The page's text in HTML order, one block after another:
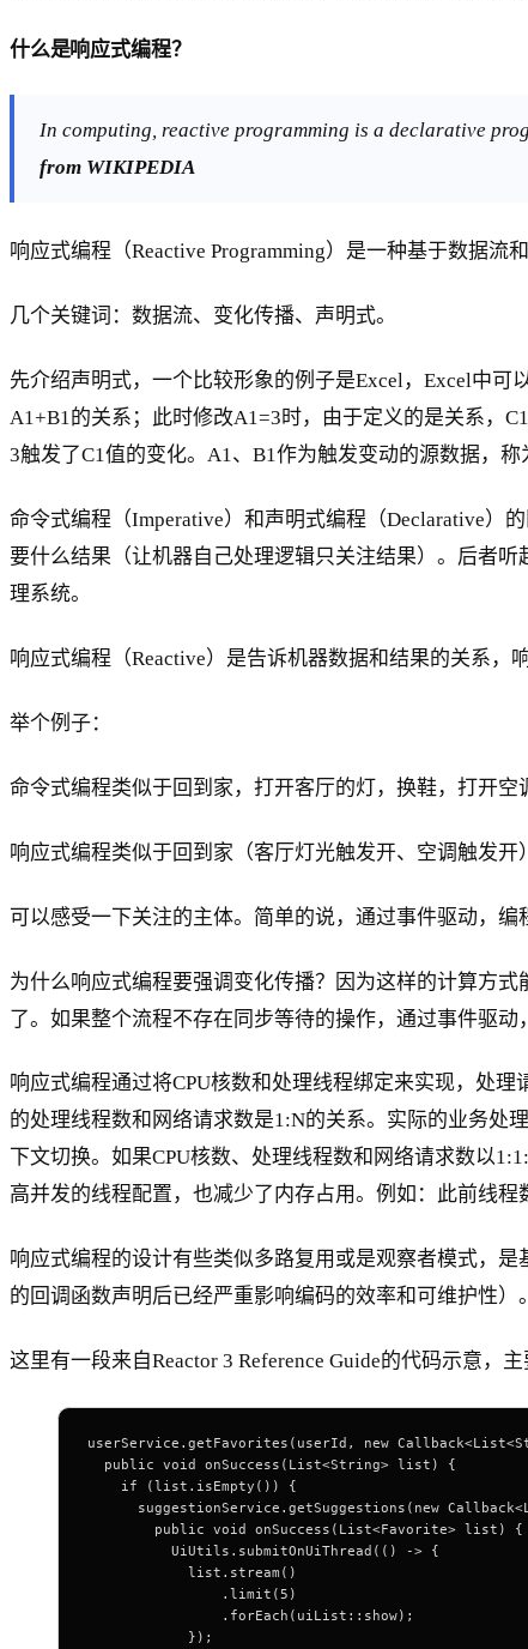
什么是响应式编程？
In computing, reactive programming is a declarative
from WIKIPEDIA
响应式编程（Reactive Programming）是一种基于数据流
几个关键词：数据流、变化传播、声明式。
先介绍声明式，一个比较形象的例子是Excel，Excel中可
A1+B1的关系；此时修改A1=3时，由于定义的是关系，
3触发了C1值的变化。A1、B1作为触发变动的源数据，称
命令式编程（Imperative）和声明式编程（Declarative）
要什么结果（让机器自己处理逻辑只关注结果）。后者
理系统。
响应式编程（Reactive）是告诉机器数据和结果的关系，
举个例子：
命令式编程类似于回到家，打开客厅的灯，换鞋，打开
响应式编程类似于回到家（客厅灯光触发开、空调触发
可以感受一下关注的主体。简单的说，通过事件驱动，编
为什么响应式编程要强调变化传播？因为这样的计算方
了。如果整个流程不存在同步等待的操作，通过事件驱动
响应式编程通过将CPU核数和处理线程绑定来实现，处
的处理线程数和网络请求数是1:N的关系。实际的业务处
下文切换。如果CPU核数、处理线程数和网络请求数以
高并发的线程配置，也减少了内存占用。例如：此前线
响应式编程的设计有些类似多路复用或是观察者模式，
的回调函数声明后已经严重影响编码的效率和可维护性
这里有一段来自Reactor 3 Reference Guide的代码示意，
userService.getFavorites(userId, new
  public void onSuccess(List<String> list) {
    if (list.isEmpty()) {
suggestionService.getSuggestions(new
        public void onSuccess(List<Favorite> list) {
          UiUtils.submitOnUiThread(() -> {
            list.stream()
                .limit(5)
                .forEach(uiList::show);
            });